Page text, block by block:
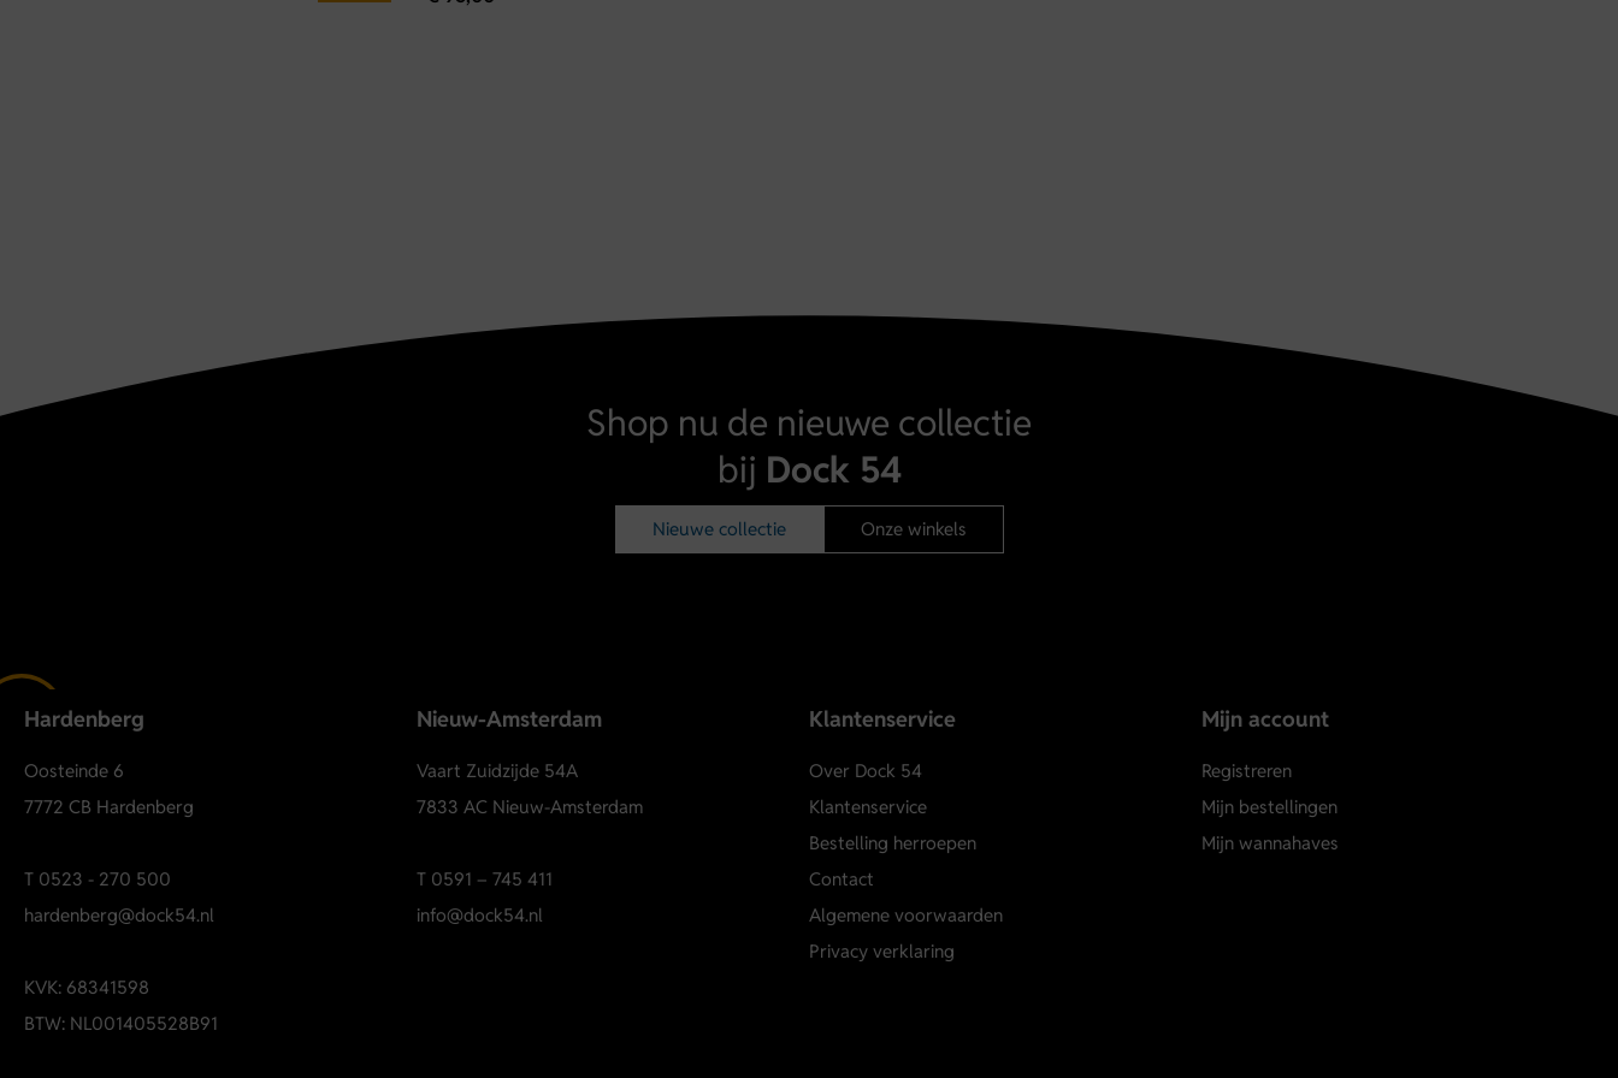
Shop nu de nieuwe collectie
bij Dock 54
Nieuwe collectie Onze winkels
Hardenberg
Oosteinde 6
7772 CB Hardenberg
T 0523 - 270 500
hardenberg@dock54.nl
KVK: 68341598
BTW: NL001405528B91
Nieuw-Amsterdam
Vaart Zuidzijde 54A
7833 AC Nieuw-Amsterdam
T 0591 – 745 411
info@dock54.nl
Klantenservice
Over Dock 54
Klantenservice
Bestelling herroepen
Contact
Algemene voorwaarden
Privacy verklaring
Mijn account
Registreren
Mijn bestellingen
Mijn wannahaves